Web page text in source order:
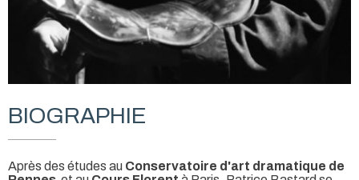
BIOGRAPHIE
Après des études au Conservatoire d'art dramatique de